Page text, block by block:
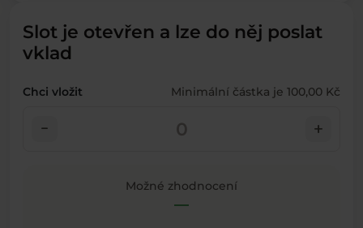
Slot je otevřen a lze do něj poslat
vklad
Chci vložit Minimální částka je 100,00 Kč
check_indeterminate_small add
Možné zhodnocení
—